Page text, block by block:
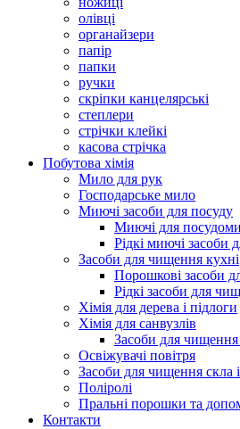
олівці
органайзери
папір
папки
ручки
скріпки канцелярські
степлери
стрічки клейкі
касова стрічка
Побутова хімія
Мило для рук
Господарське мило
Миючі засоби для посуду
Миючі для
Рідкі миючі засоби
Засоби для чищення кухні
Порошкові засоби
Рідкі засоби для
Хімія для дерева і підлоги
Хімія для санвузлів
Засоби для чищення
Освіжувачі повітря
Засоби для чищення скла
Поліролі
Пральні порошки та
Контакти